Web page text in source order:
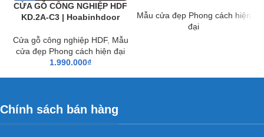
CỬA GỖ CÔNG NGHIỆP HDF
KD.2A-C3 | Hoabinhdoor
Cửa gỗ công nghiệp HDF, Mẫu
cửa đẹp Phong cách hiện đại
1.990.000₫
Mẫu cửa đẹp Phong cách hiện
đại
Chính sách bán hàng